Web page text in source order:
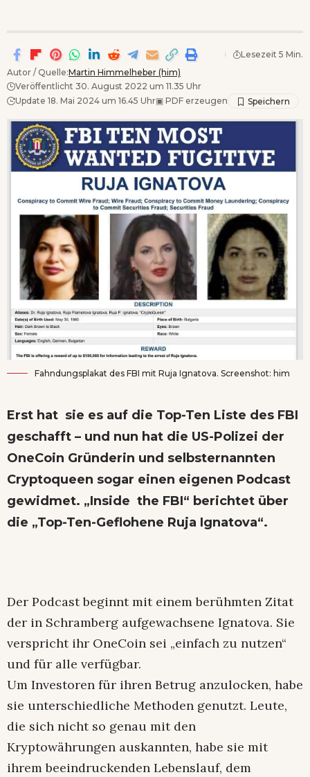
Autor / Quelle:Martin Himmelheber (him)
Veröffentlicht 30. August 2022 um 11.35 Uhr
Update 18. Mai 2024 um 16.45 Uhr▣ PDF erzeugen
Lesezeit 5 Min.
Fahndungsplakat des FBI mit Ruja Ignatova. Screenshot: him
Erst hat sie es auf die Top-Ten Liste des FBI
geschafft – und nun hat die US-Polizei der
OneCoin Gründerin und selbsternannten
Cryptoqueen sogar einen eigenen Podcast
gewidmet. „Inside the FBI“ berichtet über
die „Top-Ten-Geflohene Ruja Ignatova“.
Der Podcast beginnt mit einem berühmten Zitat
der in Schramberg aufgewachsene Ignatova. Sie
verspricht ihr OneCoin sei „einfach zu nutzen“
und für alle verfügbar.
Um Investoren für ihren Betrug anzulocken, habe
sie unterschiedliche Methoden genutzt. Leute,
die sich nicht so genau mit den
Kryptowährungen auskannten, habe sie mit
ihrem beeindruckenden Lebenslauf, dem